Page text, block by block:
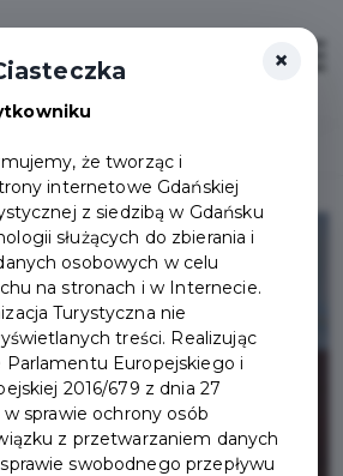
Login/Rejestracja ×
że tworząc i
internetowe Gdańskiej
z siedzibą w Gdańsku
służących do zbierania i
osobowych w celu
na stronach i w Internecie.
Turystyczna nie
treści. Realizując
Parlamentu Europejskiego i
2016/679 z dnia 27
sprawie ochrony osób
z przetwarzaniem danych
swobodnego przepływu